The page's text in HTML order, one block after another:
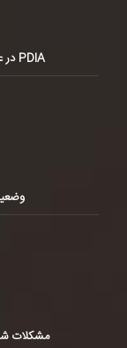
PDIA در عمل: تجربه مدیریت تعارض منافع در ایران
مشکلات